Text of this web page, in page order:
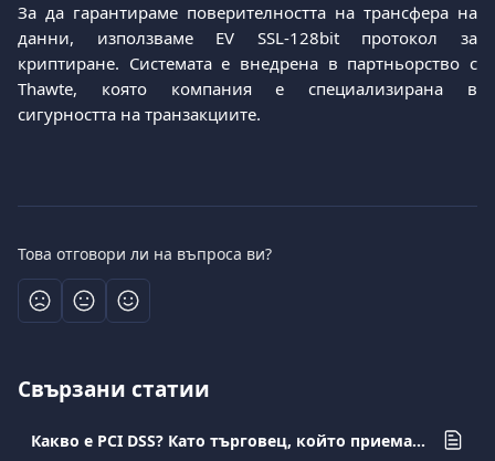
За да гарантираме поверителността на трансфера на
данни, използваме EV SSL-128bit протокол за
криптиране. Системата е внедрена в партньорство с
Thawte, която компания е специализирана в
сигурността на транзакциите.
Това отговори ли на въпроса ви?
Свързани статии
Какво е PCI DSS? Като търговец, който приема плащания с карти, какви са моите задължения?